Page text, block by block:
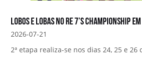
Lobos e Lobas no RE 7’s Championship
2026-07-21
2ª etapa realiza-se nos dias 24, 25 e 26